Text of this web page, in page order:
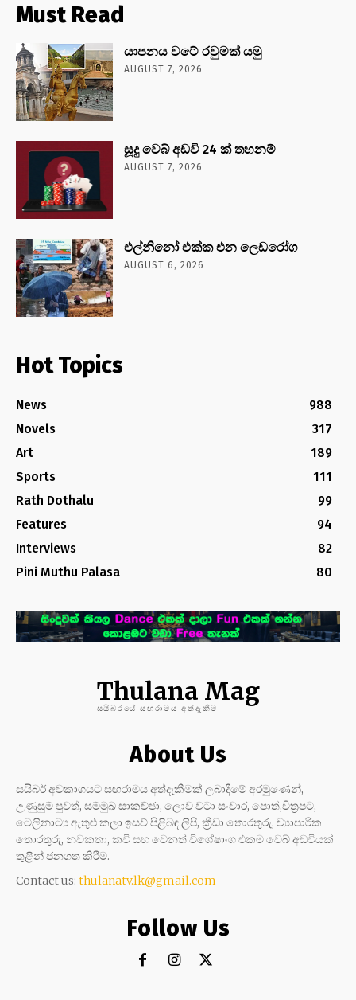
Must Read
යාපනය වටේ රවුමක් යමු
AUGUST 7, 2026
සූදු වෙබ් අඩවි 24 ක් තහනම්
AUGUST 7, 2026
එල්නිනෝ එක්ක එන ලෙඩරෝග
AUGUST 6, 2026
Hot Topics
News
988
Novels
317
Art
189
Sports
111
Rath Dothalu
99
Features
94
Interviews
82
Pini Muthu Palasa
80
Thulana Mag
සයිබරයේ සඟරාමය අත්දැකීම
About Us
සයිබර් අවකාශයට සඟරාමය අත්දැකීමක් ලබාදීමේ අරමුණෙන්,
උණුසුම් පුවත්, සම්මුඛ සාකච්ඡා, ලොව වටා සංචාර, පොත්,චිත්‍රපට,
ටෙලිනාට්‍ය ඇතුළු කලා ඉසව් පිළිබඳ ලිපි, ක්‍රීඩා තොරතුරු, ව්‍යාපාරික
තොරතුරු, නවකතා, කවි සහ වෙනත් විශේෂාංග එකම වෙබ් අඩවියක්
තුළින් ජනගත කිරීම.
Contact us: thulanatv.lk@gmail.com
Follow Us